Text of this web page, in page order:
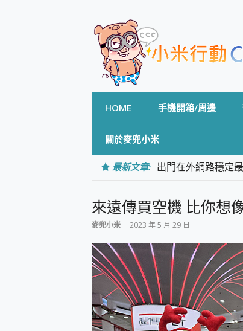
HOME 手機開箱/周邊
關於麥兜小米
最新文章: 出門在外網路穩定
專為 PC上的 XBOX
台灣製攝影機在這
電力超超超持久
超懂拍、耐用 AI
防窺黑科技 Galaxy
AI 支付 一錶搞定大
超驚艷 讓人一眼就
美到讓人超想擁有
好用的 EaseUS
來遠傳買空機 比你想
麥兜小米 2023 年 5 月 29 日